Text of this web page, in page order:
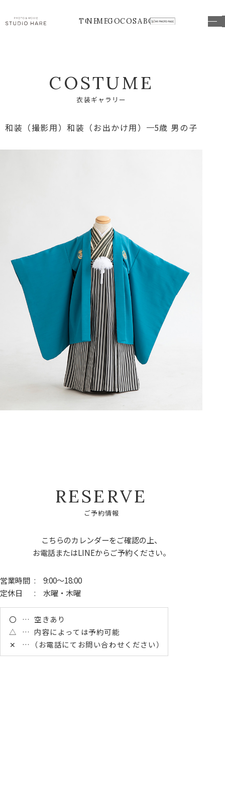
TOP
NEWS
MENU
GOODS
COSTUME
ABOUT
COSTUME
衣装ギ ャ ラ リ ー
和装（撮影用）和装（お出かけ用） 5歳 男の子
RESE RVE
ご予約情報
こちらのカレンダーをご確認の上、
お電話またはLINEからご予約ください。
営業時間 : 9:00～18:00
定休日
: 水曜・木曜
〇
空きあり
△
内容によっては予約可能
✕
（お電話にてお問い合わせください）